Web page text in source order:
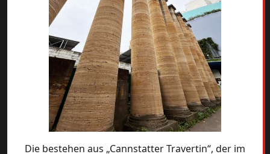
Die bestehen aus „Cannstatter Travertin“, der im